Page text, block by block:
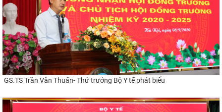
GS.TS Trần Văn Thuấn- Thứ trưởng Bộ Y tế phát biểu